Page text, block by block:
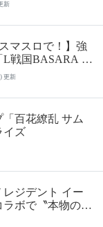
新
マスロで！】強
戦国BASARA G
更新
百花繚乱 サム
イズ
レジデント イー
ボで〝本物の恐